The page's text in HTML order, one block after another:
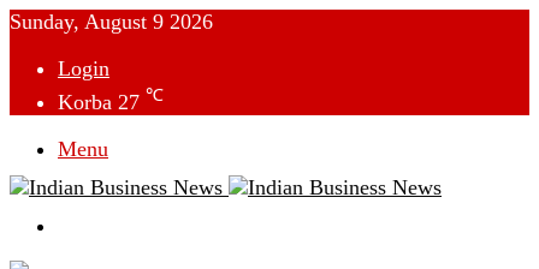
Sunday, August 9 2026
Login
Korba 27 ℃
Menu